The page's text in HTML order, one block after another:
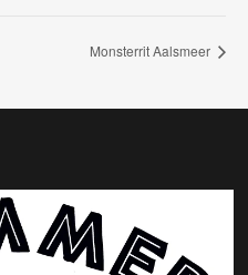
Monsterrit Aalsmeer